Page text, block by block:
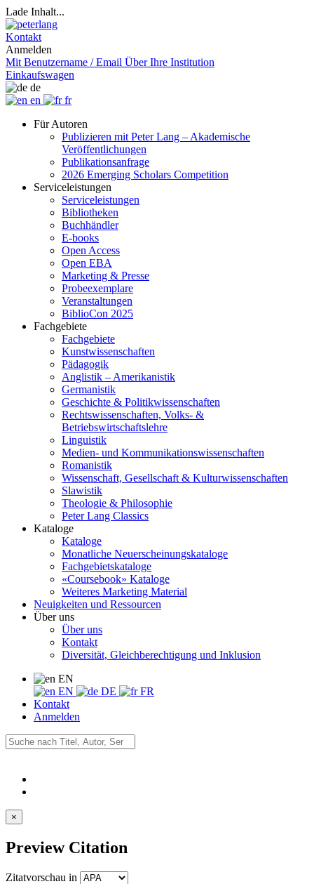
Lade Inhalt...
Kontakt
Anmelden
Mit Benutzername / Email Über Ihre Institution
Einkaufswagen
de
en
fr
Für Autoren
Publizieren mit Peter Lang – Akademische
Veröffentlichungen
Publikationsanfrage
2026 Emerging Scholars Competition
Serviceleistungen
Serviceleistungen
Bibliotheken
Buchhändler
E-books
Open Access
Open EBA
Marketing & Presse
Probeexemplare
Veranstaltungen
BiblioCon 2025
Fachgebiete
Fachgebiete
Kunstwissenschaften
Pädagogik
Anglistik – Amerikanistik
Germanistik
Geschichte & Politikwissenschaften
Rechtswissenschaften, Volks- &
Betriebswirtschaftslehre
Linguistik
Medien- und Kommunikationswissenschaften
Romanistik
Wissenschaft, Gesellschaft & Kulturwissenschaften
Slawistik
Theologie & Philosophie
Peter Lang Classics
Kataloge
Kataloge
Monatliche Neuerscheinungskataloge
Fachgebietskataloge
«Coursebook» Kataloge
Weiteres Marketing Material
Neuigkeiten und Ressourcen
Über uns
Über uns
Kontakt
Diversität, Gleichberechtigung und Inklusion
EN
EN
DE
FR
Kontakt
Anmelden
×
Preview Citation
Zitatvorschau in